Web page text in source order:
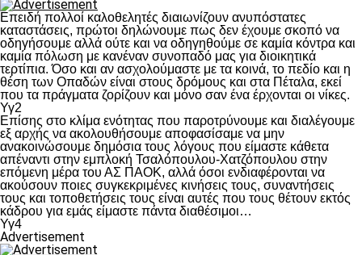
Επειδή πολλοί καλοθελητές διαιωνίζουν ανυπόστατες
καταστάσεις, πρώτοι δηλώνουμε πως δεν έχουμε σκοπό να
οδηγήσουμε αλλά ούτε και να οδηγηθούμε σε καμία κόντρα και
καμία πόλωση με κανέναν συνοπαδό μας για διοικητικά
τερτίπια. Όσο και αν ασχολούμαστε με τα κοινά, το πεδίο και η
θέση των Οπαδών είναι στους δρόμους και στα Πέταλα, εκεί
που τα πράγματα ζορίζουν και μόνο σαν ένα έρχονται οι νίκες.
Υγ2
Επίσης στο κλίμα ενότητας που παροτρύνουμε και διαλέγουμε
εξ αρχής να ακολουθήσουμε αποφασίσαμε να μην
ανακοινώσουμε δημόσια τους λόγους που είμαστε κάθετα
απέναντι στην εμπλοκή Τσαλόπουλου-Χατζόπουλου στην
επόμενη μέρα του ΑΣ ΠΑΟΚ, αλλά όσοι ενδιαφέρονται να
ακούσουν ποιες συγκεκριμένες κινήσεις τους, συναντήσεις
τους και τοποθετήσεις τους είναι αυτές που τους θέτουν εκτός
κάδρου για εμάς είμαστε πάντα διαθέσιμοι…
Υγ4
Advertisement